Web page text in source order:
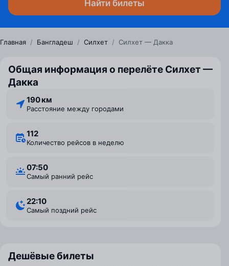
Найти билеты
Главная / Бангладеш / Силхет / Силхет — Дакка
Общая информация о перелёте Силхет —
Дакка
190 км
Расстояние между городами
112
Количество рейсов в неделю
07:50
Самый ранний рейс
22:10
Самый поздний рейс
Дешёвые билеты